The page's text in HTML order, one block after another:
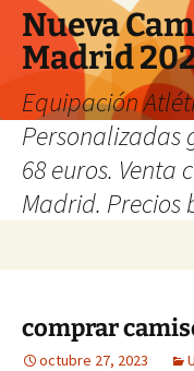
Nueva
Madrid
Equipación
Personalizadas
68 euros.
Madrid. Precios
comprar
octubre 27, 2023